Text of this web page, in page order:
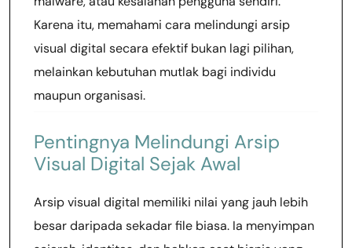
Karena itu, memahami cara melindungi arsip
visual digital secara efektif bukan lagi pilihan,
melainkan kebutuhan mutlak bagi individu
maupun organisasi.
Pentingnya Melindungi Arsip
Visual Digital Sejak Awal
Arsip visual digital memiliki nilai yang jauh lebih
besar daripada sekadar file biasa. Ia menyimpan